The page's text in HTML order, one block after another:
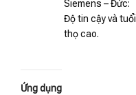
Siemens – Đức:
Độ tin cậy và tuổi
thọ cao.
Ứng dụng